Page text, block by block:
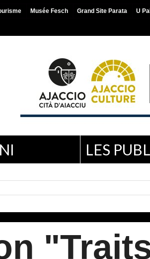
Musée Fesch Grand Site Parata U
LES